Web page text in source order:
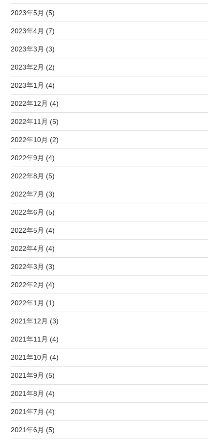
2023年5月 (5)
2023年4月 (7)
2023年3月 (3)
2023年2月 (2)
2023年1月 (4)
2022年12月 (4)
2022年11月 (5)
2022年10月 (2)
2022年9月 (4)
2022年8月 (5)
2022年7月 (3)
2022年6月 (5)
2022年5月 (4)
2022年4月 (4)
2022年3月 (3)
2022年2月 (4)
2022年1月 (1)
2021年12月 (3)
2021年11月 (4)
2021年10月 (4)
2021年9月 (5)
2021年8月 (4)
2021年7月 (4)
2021年6月 (5)